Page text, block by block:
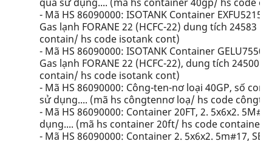
- Mã HS 86090000: ISOTANK Container
Gas lạnh FORANE 22 (HCFC-22) dung tích 24583
contain/ hs code isotank cont)
- Mã HS 86090000: ISOTANK Container
Gas lạnh FORANE 22 (HCFC-22), dung tích
contain/ hs code isotank cont)
- Mã HS 86090000: Công-ten-nơ loại 40GP, số
sử dụng.... (mã hs côngtennơ loạ/ hs code
- Mã HS 86090000: Container 20FT, 2. 5x6x2.
dụng.... (mã hs container 20ft/ hs code container
- Mã HS 86090000: Container 2. 5x6x2. 5m#17,